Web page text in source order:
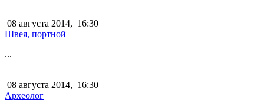
08 августа 2014, 16:30
Швея, портной
...
08 августа 2014, 16:30
Археолог